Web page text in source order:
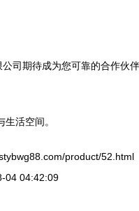
司期待成为您可靠的合作伙
活空间。
product/52.html
04 04:42:09